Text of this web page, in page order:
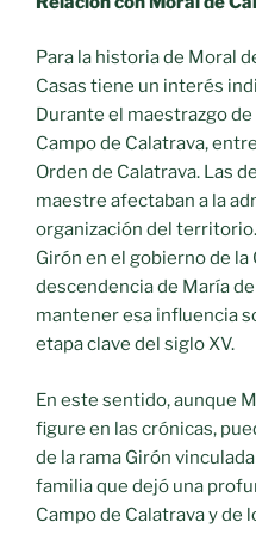
Para la historia de Moral
Casas tiene un interés
Durante el maestrazgo de
Campo de Calatrava,
Orden de Calatrava. Las
maestre afectaban a la
organización del
Girón en el gobierno de la
descendencia de María
mantener esa influencia
etapa clave del siglo XV.
En este sentido, aunque
figure en las crónicas,
de la rama Girón
familia que dejó una
Campo de Calatrava y de